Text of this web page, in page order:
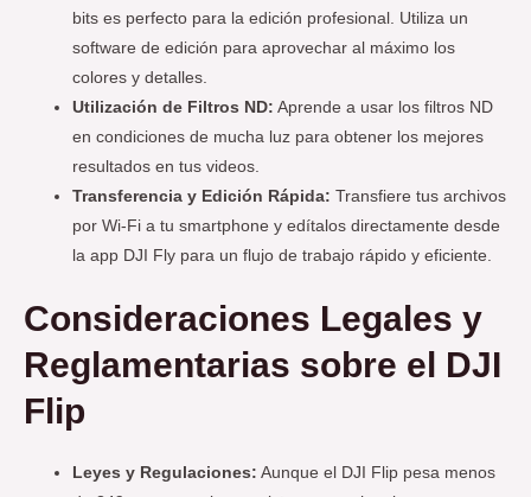
bits es perfecto para la edición profesional. Utiliza un
software de edición para aprovechar al máximo los
colores y detalles.
Utilización de Filtros ND: Aprende a usar los filtros ND
en condiciones de mucha luz para obtener los mejores
resultados en tus videos.
Transferencia y Edición Rápida: Transfiere tus archivos
por Wi-Fi a tu smartphone y edítalos directamente desde
la app DJI Fly para un flujo de trabajo rápido y eficiente.
Consideraciones Legales y
Reglamentarias sobre el DJI
Flip
Leyes y Regulaciones: Aunque el DJI Flip pesa menos